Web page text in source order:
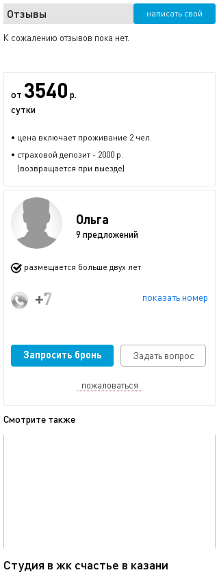
Отзывы написать свой
К сожалению отзывов пока нет.
от 3540 р.
сутки
• цена включает проживание 2 чел.
• страховой депозит - 2000 р.
(возвращается при выезде)
Ольга
9 предложений
размещается больше двух лет
показать номер
+7 (987) 260-78-88
Запросить бронь Задать вопрос
пожаловаться
Смотрите также
Студия в жк счастье в казани